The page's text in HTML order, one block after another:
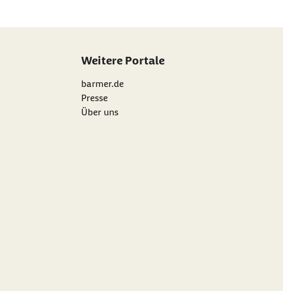
Weitere Portale
barmer.de
Presse
Über uns